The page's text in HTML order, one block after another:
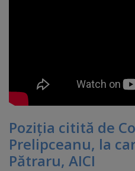
Poziţia citită de
Prelipceanu, la
Pătraru, AICI